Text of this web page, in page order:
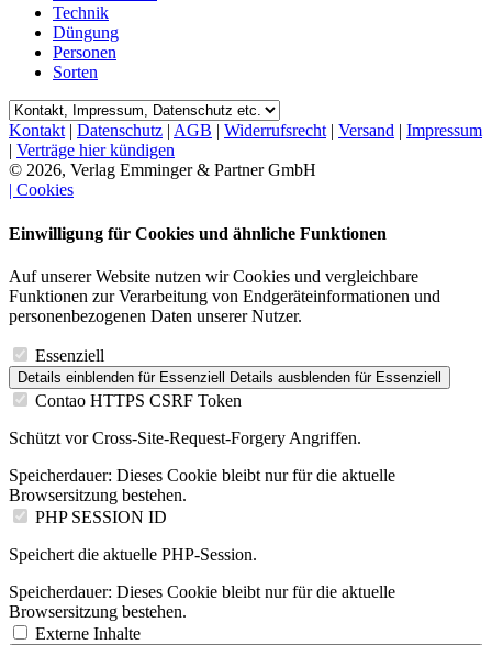
Technik
Düngung
Personen
Sorten
Kontakt | Datenschutz | AGB | Widerrufsrecht | Versand | Impressum
| Verträge hier kündigen
© 2026, Verlag Emminger & Partner GmbH
| Cookies
Einwilligung für Cookies und ähnliche Funktionen
Auf unserer Website nutzen wir Cookies und vergleichbare
Funktionen zur Verarbeitung von Endgeräteinformationen und
personenbezogenen Daten unserer Nutzer.
Essenziell
Details einblenden für Essenziell Details ausblenden für Essenziell
Contao HTTPS CSRF Token
Schützt vor Cross-Site-Request-Forgery Angriffen.
Speicherdauer: Dieses Cookie bleibt nur für die aktuelle
Browsersitzung bestehen.
PHP SESSION ID
Speichert die aktuelle PHP-Session.
Speicherdauer: Dieses Cookie bleibt nur für die aktuelle
Browsersitzung bestehen.
Externe Inhalte